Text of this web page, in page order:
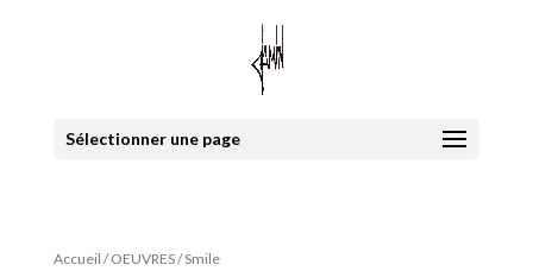
Sélectionner une page
Accueil /OEUVRES/ Smile